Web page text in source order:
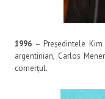
1996 – Președintele
argentinian, Carlos
comerțul.